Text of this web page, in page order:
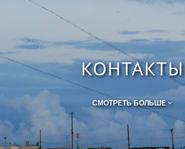
КОНТАКТЫ
СМОТРЕТЬ БОЛЬШЕ